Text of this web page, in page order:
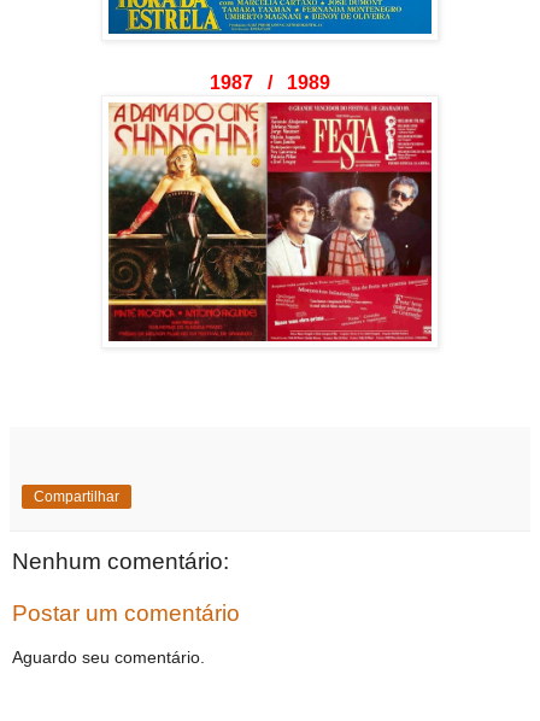
1987 / 1989
Compartilhar
Nenhum comentário:
Postar um comentário
Aguardo seu comentário.